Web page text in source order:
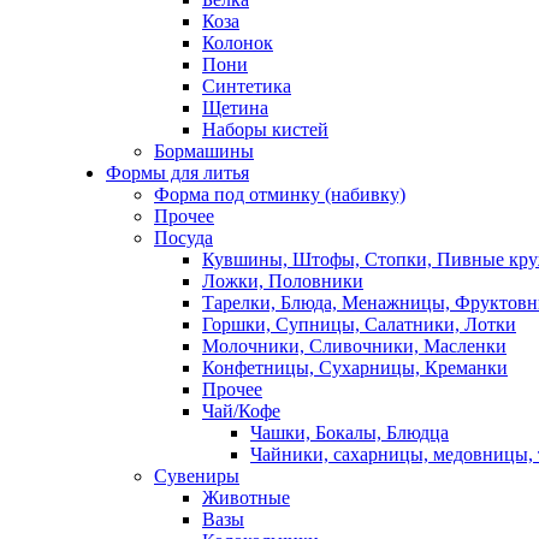
Коза
Колонок
Пони
Синтетика
Щетина
Наборы кистей
Бормашины
Формы для литья
Форма под отминку (набивку)
Прочее
Посуда
Кувшины, Штофы, Стопки, Пивные
Ложки, Половники
Тарелки, Блюда, Менажницы,
Горшки, Супницы, Салатники, Лотки
Молочники, Сливочники, Масленки
Конфетницы, Сухарницы, Креманки
Прочее
Чай/Кофе
Чашки, Бокалы, Блюдца
Чайники, сахарницы, медовницы,
Сувениры
Животные
Вазы